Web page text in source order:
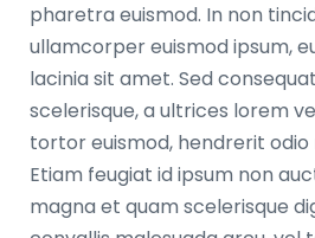
pharetra euismod. In non
ullamcorper euismod ipsum,
lacinia sit amet. Sed
scelerisque, a ultrices lorem
tortor euismod, hendrerit odio
Etiam feugiat id ipsum non
magna et quam scelerisque